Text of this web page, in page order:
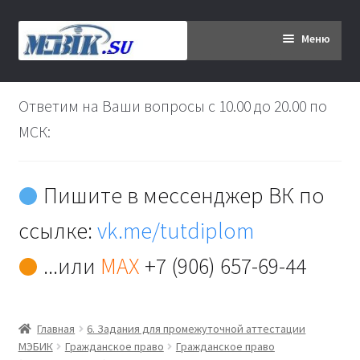
Перейти
к
Перейти
к
Меню
Главная
Дипломникам
Контакты
Ответим на Ваши вопросы с 10.00 до 20.00 по
МСК:
Пишите в мессенджер ВК по
ссылке:vk.me/tutdiplom
...или MAX +7 (906) 657-69-44
Главная
6. Задания для промежуточной аттестации
МЭБИК
Гражданское право
Гражданское право